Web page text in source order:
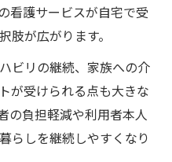
看護サービスが自宅で受
肢が広がります。
ビリの継続、家族への介
が受けられる点も大きな
の負担軽減や利用者本人
らしを継続しやすくなり